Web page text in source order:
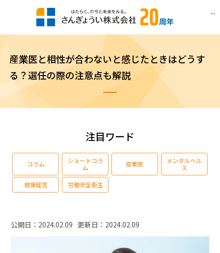
...
産業医と相性が合わないと感じたときはどうす
る？選任の際の注意点も解説
注目ワード
コラム
ショートコラ
ム
産業医
メンタルヘル
ス
健康経営 労働安全衛生
公開日： 2024.02.09 更新日： 2024.02.09